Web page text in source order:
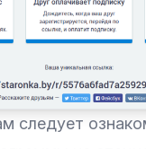
следует